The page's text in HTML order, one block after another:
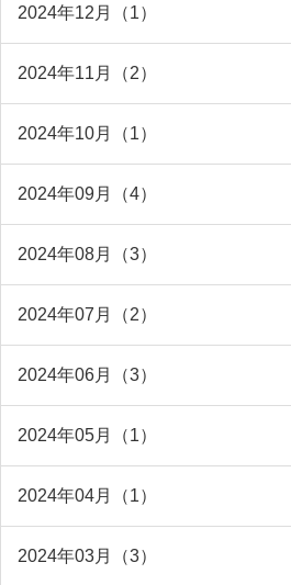
2024年12月（1）
2024年11月（2）
2024年10月（1）
2024年09月（4）
2024年08月（3）
2024年07月（2）
2024年06月（3）
2024年05月（1）
2024年04月（1）
2024年03月（3）